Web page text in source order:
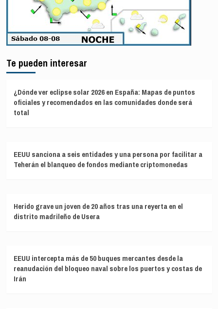
Te pueden interesar
¿Dónde ver eclipse solar 2026 en España: Mapas de puntos
oficiales y recomendados en las comunidades donde será
total
EEUU sanciona a seis entidades y una persona por facilitar a
Teherán el blanqueo de fondos mediante criptomonedas
Herido grave un joven de 20 años tras una reyerta en el
distrito madrileño de Usera
EEUU intercepta más de 50 buques mercantes desde la
reanudación del bloqueo naval sobre los puertos y costas de
Irán